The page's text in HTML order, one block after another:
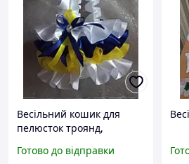
Весільний кошик для
пелюсток троянд,
синя, патріотична)
Готово до відправки